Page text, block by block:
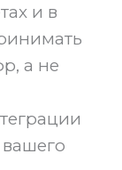
и в
а не